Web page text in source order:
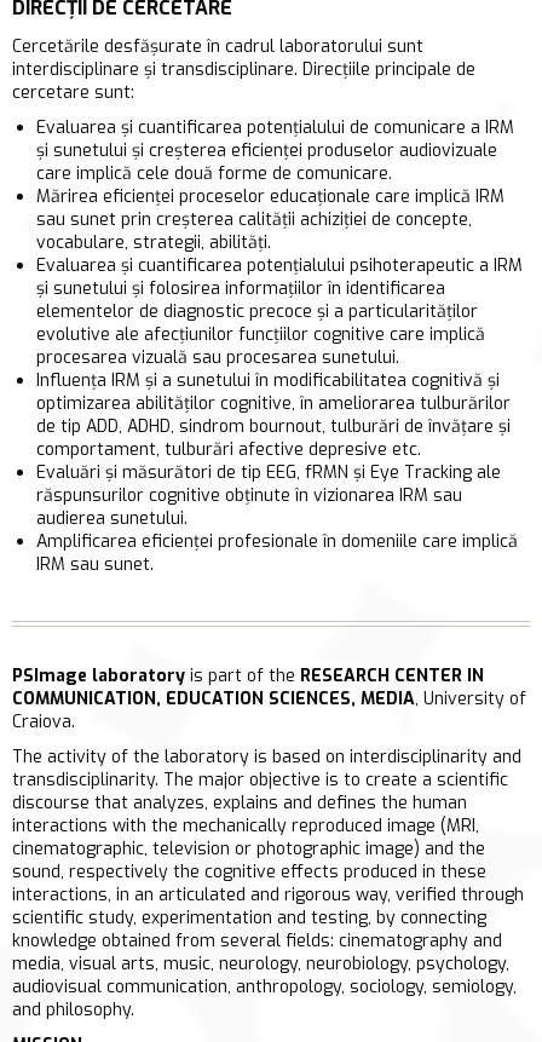
DIRECȚII DE CERCETARE
Cercetările desfășurate în cadrul laboratorului sunt
interdisciplinare și transdisciplinare. Direcțiile principale de
cercetare sunt:
Evaluarea și cuantificarea potențialului de comunicare a IRM
și sunetului și creșterea eficienței produselor audiovizuale
care implică cele două forme de comunicare.
Mărirea eficienței proceselor educaționale care implică IRM
sau sunet prin creșterea calității achiziției de concepte,
vocabulare, strategii, abilități.
Evaluarea și cuantificarea potențialului psihoterapeutic a IRM
și sunetului și folosirea informațiilor în identificarea
elementelor de diagnostic precoce și a particularităților
evolutive ale afecțiunilor funcțiilor cognitive care implică
procesarea vizuală sau procesarea sunetului.
Influența IRM și a sunetului în modificabilitatea cognitivă și
optimizarea abilităților cognitive, în ameliorarea tulburărilor
de tip ADD, ADHD, sindrom bournout, tulburări de învățare și
comportament, tulburări afective depresive etc.
Evaluări și măsurători de tip EEG, fRMN și Eye Tracking ale
răspunsurilor cognitive obținute în vizionarea IRM sau
audierea sunetului.
Amplificarea eficienței profesionale în domeniile care implică
IRM sau sunet.
PSImage laboratory is part of the RESEARCH CENTER IN
COMMUNICATION, EDUCATION SCIENCES, MEDIA, University of
Craiova.
The activity of the laboratory is based on interdisciplinarity and
transdisciplinarity. The major objective is to create a scientific
discourse that analyzes, explains and defines the human
interactions with the mechanically reproduced image (MRI,
cinematographic, television or photographic image) and the
sound, respectively the cognitive effects produced in these
interactions, in an articulated and rigorous way, verified through
scientific study, experimentation and testing, by connecting
knowledge obtained from several fields: cinematography and
media, visual arts, music, neurology, neurobiology, psychology,
audiovisual communication, anthropology, sociology, semiology,
and philosophy.